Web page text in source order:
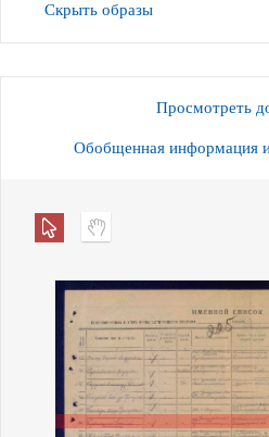
Скрыть образы
Просмотреть
Обобщенная информация